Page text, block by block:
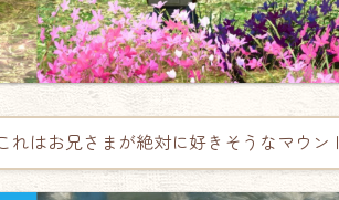
れはお兄さまが絶対に好きそうなマウン